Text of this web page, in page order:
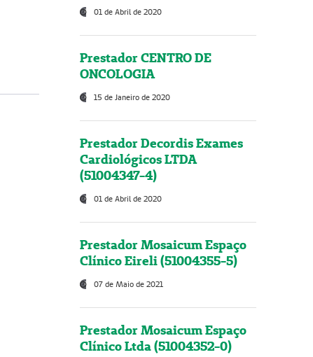
01 de Abril de 2020
Prestador CENTRO DE
ONCOLOGIA
15 de Janeiro de 2020
Prestador Decordis Exames
Cardiológicos LTDA
(51004347-4)
01 de Abril de 2020
Prestador Mosaicum Espaço
Clínico Eireli (51004355-5)
07 de Maio de 2021
Prestador Mosaicum Espaço
Clínico Ltda (51004352-0)